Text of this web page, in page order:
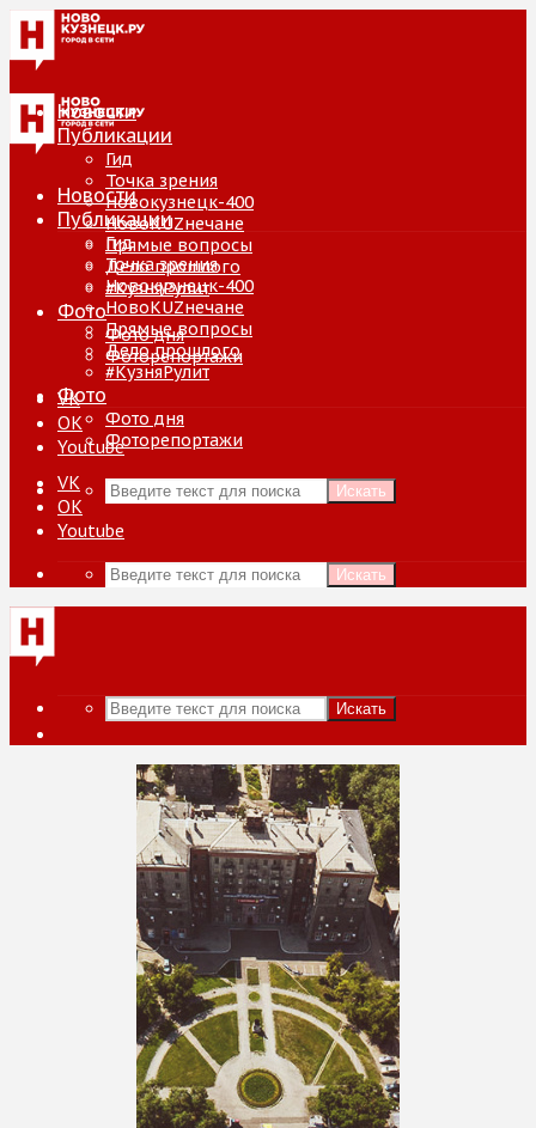
Новости
Публикации
Гид
Точка зрения
Новокузнецк-400
НовоKUZнечане
Прямые вопросы
Дело прошлого
#КузняРулит
Фото
Фото дня
Фоторепортажи
VK
ОК
Youtube
Искать
Новости
Публикации
Гид
Точка зрения
Новокузнецк-400
НовоKUZнечане
Прямые вопросы
Дело прошлого
#КузняРулит
Фото
Фото дня
Фоторепортажи
VK
ОК
Youtube
Искать
Искать